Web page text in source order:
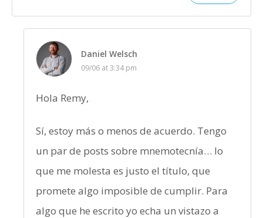
Daniel Welsch
09/06 at 3:34 pm
Hola Remy,
Sí, estoy más o menos de acuerdo. Tengo
un par de posts sobre mnemotecnía… lo
que me molesta es justo el título, que
promete algo imposible de cumplir. Para
algo que he escrito yo echa un vistazo a